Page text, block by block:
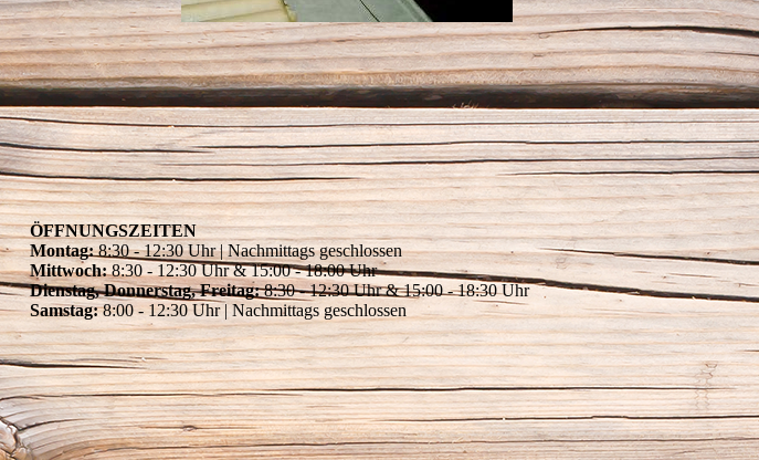
ÖFFNUNGSZEITEN
Montag:8:30 - 12:30 Uhr | Nachmittags geschlossen
Mittwoch:8:30 - 12:30 Uhr & 15:00 - 18:00 Uhr
Dienstag, Donnerstag, Freitag:8:30 - 12:30 Uhr & 15:00 - 18:30 Uhr
Samstag:8:00 - 12:30 Uhr | Nachmittags geschlossen